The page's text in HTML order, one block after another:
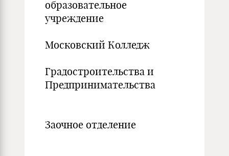
образовательное
учреждение
Московский Колледж
Градостроительства и
Предпринимательства
Заочное отделение